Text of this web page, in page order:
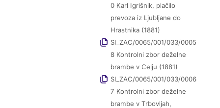
0 Karl Igrišnik, plačilo
prevoza iz Ljubljane do
Hrastnika (1881)
SI_ZAC/0065/001/033/0005
8 Kontrolni zbor deželne
brambe v Celju (1881)
SI_ZAC/0065/001/033/0006
7 Kontrolni zbor deželne
brambe v Trbovljah,